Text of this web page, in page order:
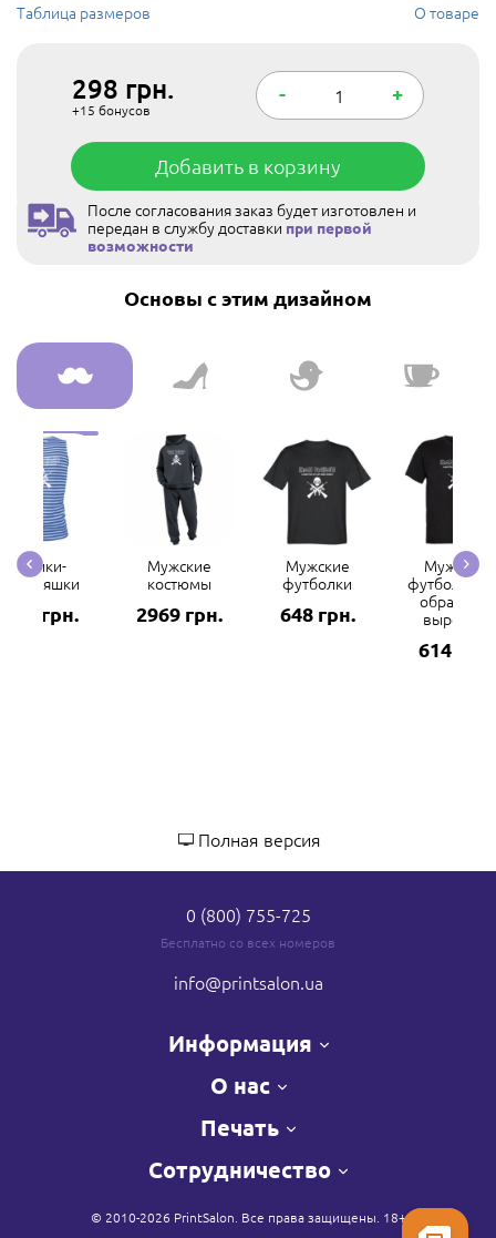
Таблица размеров О товаре
298 грн.
+15 бонусов
- +
Добавить в корзину
После согласования заказ будет изготовлен и
передан в службу доставки при первой
возможности
Основы с этим дизайном
Майки-
тельняшки
298 грн.
Мужские
костюмы
2969 грн.
Мужские
футболки
648 грн.
Мужские
футболки с
образным
вырезом
614 грн.
Полная версия
0 (800) 755-725
Бесплатно со всех номеров
info@printsalon.ua
Информация
О нас
Печать
Сотрудничество
© 2010-2026 PrintSalon. Все права защищены. 18+